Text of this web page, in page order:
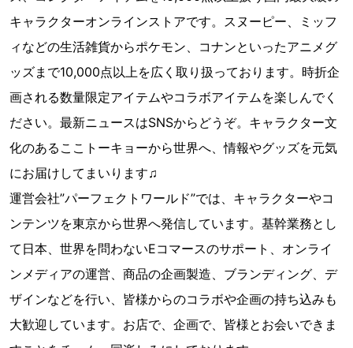
キャラクターオンラインストアです。スヌーピー、ミッフ
ィなどの生活雑貨からポケモン、コナンといったアニメグ
ッズまで10,000点以上を広く取り扱っております。時折企
画される数量限定アイテムやコラボアイテムを楽しんでく
ださい。最新ニュースはSNSからどうぞ。キャラクター文
化のあるここトーキョーから世界へ、情報やグッズを元気
にお届けしてまいります♫
運営会社”パーフェクトワールド”では、キャラクターやコ
ンテンツを東京から世界へ発信しています。基幹業務とし
て日本、世界を問わないEコマースのサポート、オンライ
ンメディアの運営、商品の企画製造、ブランディング、デ
ザインなどを行い、皆様からのコラボや企画の持ち込みも
大歓迎しています。お店で、企画で、皆様とお会いできま